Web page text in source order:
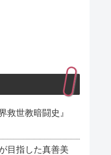
救世教暗闘史』
目指した真善美